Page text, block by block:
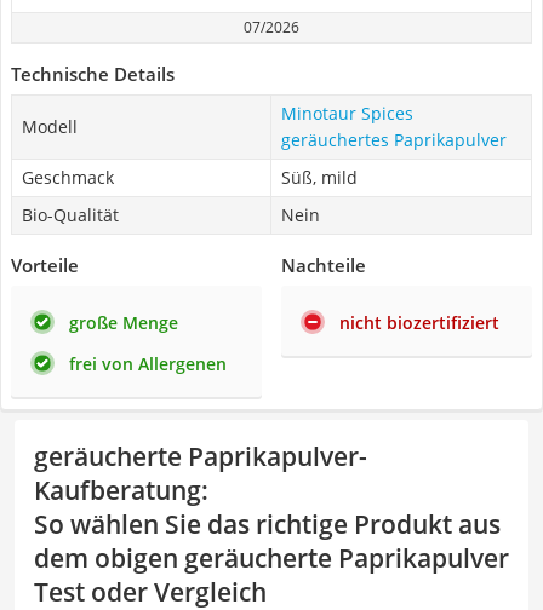
07/2026
Technische Details
Modell
Minotaur Spices
geräuchertes Paprikapulver
Geschmack
Süß, mild
Bio-Qualität
Nein
Vorteile
große Menge
frei von Allergenen
Nachteile
nicht biozertifiziert
geräucherte Paprikapulver-
Kaufberatung:
So wählen Sie das richtige Produkt aus
dem obigen geräucherte Paprikapulver
Test oder Vergleich